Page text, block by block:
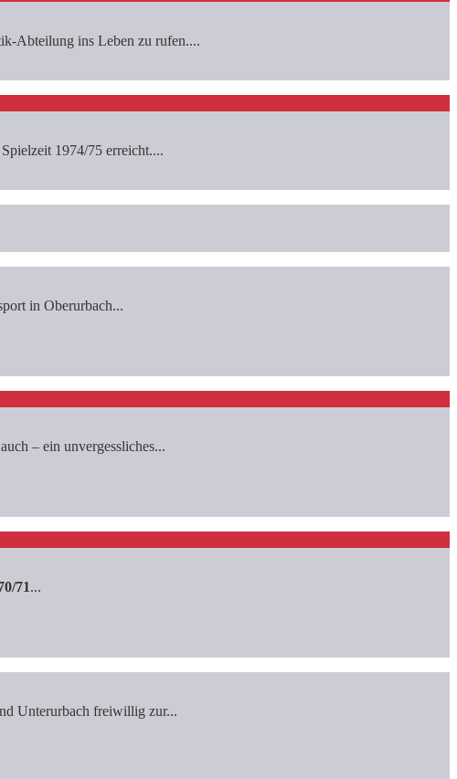
Abteilung ins Leben zu rufen....
1974/75 erreicht....
in Oberurbach...
– ein unvergessliches...
71...
Unterurbach freiwillig zur...